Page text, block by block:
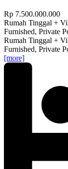
Rp 7.500.000.000
Rumah Tinggal +
Furnished, Private
Rumah Tinggal +
Furnished, Private
[more]